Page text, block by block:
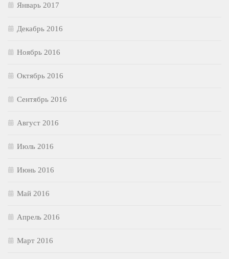
Январь 2017
Декабрь 2016
Ноябрь 2016
Октябрь 2016
Сентябрь 2016
Август 2016
Июль 2016
Июнь 2016
Май 2016
Апрель 2016
Март 2016